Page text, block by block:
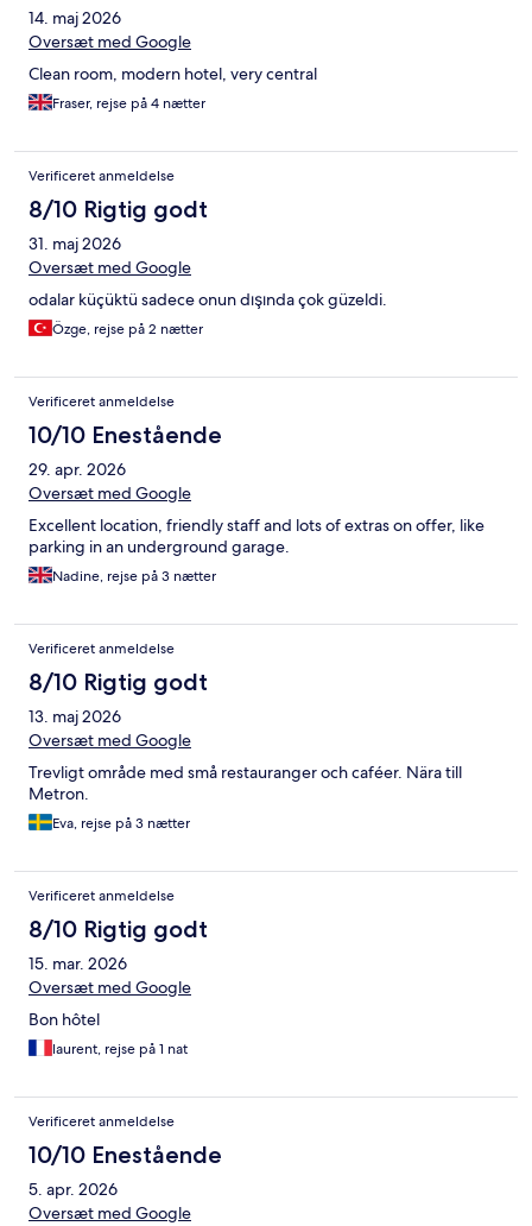
14. maj 2026
Oversæt med Google
Clean room, modern hotel, very central
Fraser, rejse på 4 nætter
Verificeret anmeldelse
8/10 Rigtig godt
31. maj 2026
Oversæt med Google
odalar küçüktü sadece onun dışında çok güzeldi.
Özge, rejse på 2 nætter
Verificeret anmeldelse
10/10 Enestående
29. apr. 2026
Oversæt med Google
Excellent location, friendly staff and lots of extras on offer, like
parking in an underground garage.
Nadine, rejse på 3 nætter
Verificeret anmeldelse
8/10 Rigtig godt
13. maj 2026
Oversæt med Google
Trevligt område med små restauranger och caféer. Nära till
Metron.
Eva, rejse på 3 nætter
Verificeret anmeldelse
8/10 Rigtig godt
15. mar. 2026
Oversæt med Google
Bon hôtel
laurent, rejse på 1 nat
Verificeret anmeldelse
10/10 Enestående
5. apr. 2026
Oversæt med Google